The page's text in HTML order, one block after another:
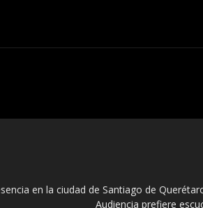
en la ciudad de Santiago de
Audiencia prefiere